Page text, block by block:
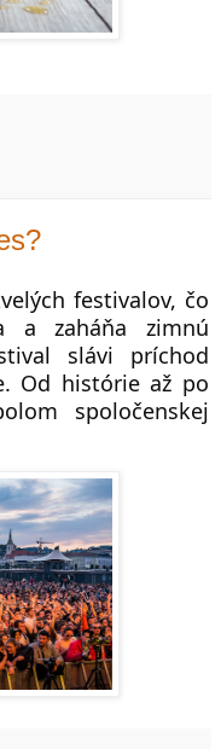
festivalov, čo
a zaháňa zimnú
slávi príchod
Od histórie až po
spoločenskej